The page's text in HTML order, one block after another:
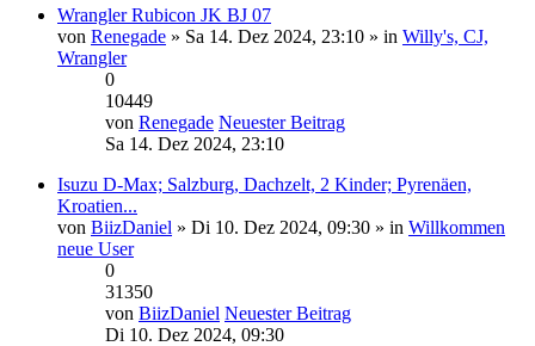
Wrangler Rubicon JK BJ 07
von Renegade » Sa 14. Dez 2024, 23:10 » in Willy's, CJ,
Wrangler
0
10449
von Renegade Neuester Beitrag
Sa 14. Dez 2024, 23:10
Isuzu D-Max; Salzburg, Dachzelt, 2 Kinder; Pyrenäen,
Kroatien...
von BiizDaniel » Di 10. Dez 2024, 09:30 » in Willkommen
neue User
0
31350
von BiizDaniel Neuester Beitrag
Di 10. Dez 2024, 09:30